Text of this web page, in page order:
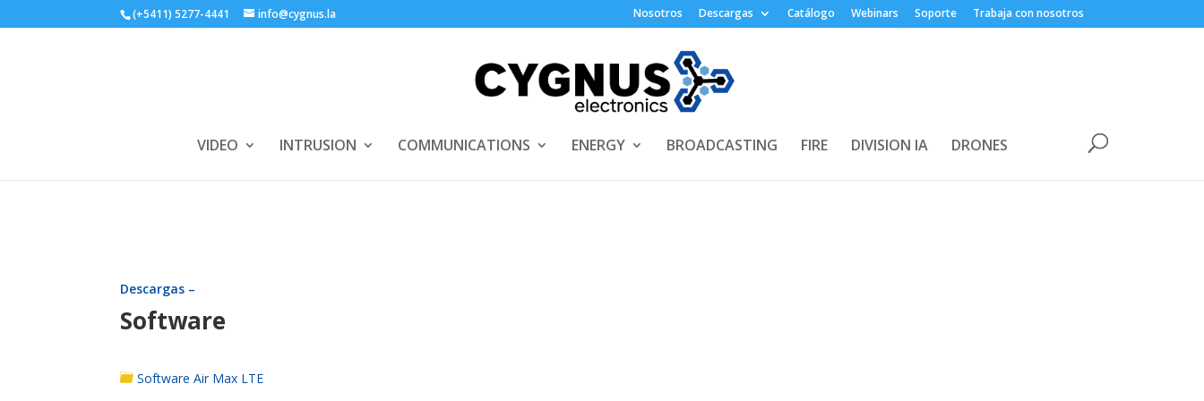
(+5411) 5277-4441 info@cygnus.la Nosotros Descargas Catálogo Webinars Soporte Trabaja con nosotros
VIDEO INTRUSION COMMUNICATIONS ENERGY BROADCASTING FIRE DIVISION IA DRONES
Descargas –
Software
Software Air Max LTE